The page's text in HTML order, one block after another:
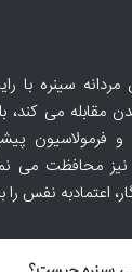
سینره با
مقابله می کند،
و فرمولاسیون
محافظت می
اعتمادبه نفس را